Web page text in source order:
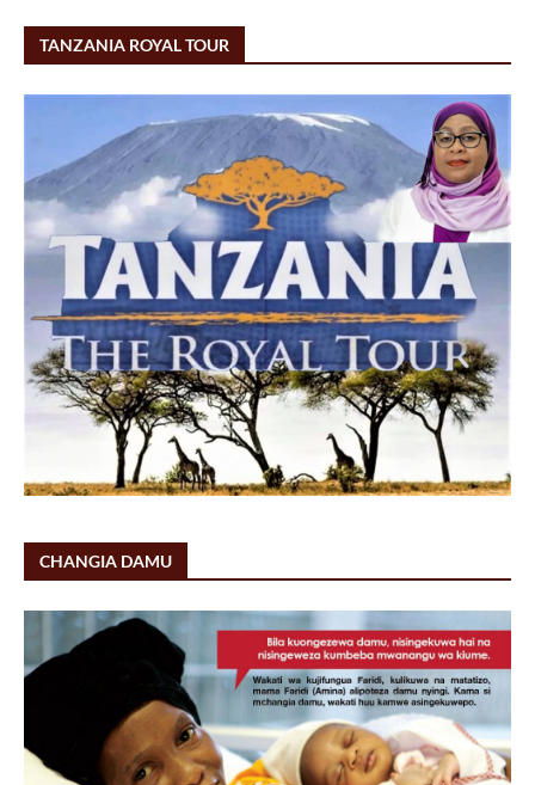
TANZANIA ROYAL TOUR
CHANGIA DAMU